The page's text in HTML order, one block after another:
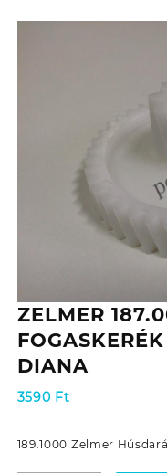
ZELMER
DIANA
3590 Ft
189.1000 Zelmer